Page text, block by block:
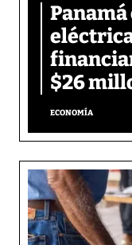
eléctrica
$26
ECONOMÍA